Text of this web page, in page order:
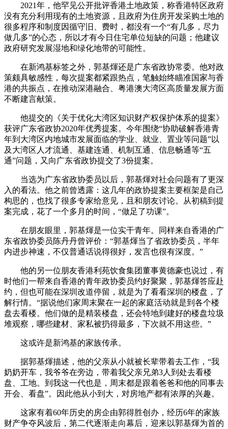
2021年，他罕见公开批评香港土地政策，称香港特区政府
没有充分利用现有的土地资源，且政府为住房开发采购土地的
很多程序和制度因循守旧、费时，都没有一个“有几多，尽力
做几多”的心态，所以才有今日住宅单位短缺的问题；他建议
政府研究发展湿地和绿化地带的可能性。
在新鸿基标签之外，郭基煇还是广东省政协常委。他对政
策颇具敏感性，每次提案都紧跟热点，笔触始终瞄准国家与香
港的共振点，在推动深港融合、粤港澳大湾区高质量发展方面
不断建言献策。
他提交的《关于优化大湾区知识财产权保护体系的提案》
获评广东省政协2020年优秀提案。今年围绕“协助破解香港青
年到大湾区内地城市发展面临的学业、就业、置业等问题”以
及大湾区人才流通、基建连通、机制互通、信息畅通等“五
通”问题，又向广东省政协提交了3份提案。
当选为广东省政协委员以后，郭基煇对社会问题有了更深
入的看法。他之前曾透露：这几年的政协提案主要框架是自己
构思的，也找了很多专家给意见，且和朋友讨论。从初稿到提
案完成，花了一个多月的时间，“做足了功课”。
在朋友眼里，郭基煇是一位实干青年。同样来自香港的广
东省政协委员陈丹丹曾评价：“郭基煇当了省政协委员，半年
内进步神速，不仅普通话说得很好，发言也很有深度。”
他的另一位朋友香港利苑饮食集团董事黄德豪也说过，有
时他们一帮来自香港的青年政协委员约好聚聚，郭基煇答应赴
约，但也可能在深圳改道停留，就是为了看看深圳的楼盘，了
解行情。“据说他们家周末聚在一起的家庭活动就是到各个楼
盘去看楼。他们做的是精装楼盘，还会特地到建好的楼盘垃圾
堆观察，哪些建材、家私被扔得最多，下次就不用这些。”
这或许是新鸿基的家族传承。
据郭基煇描述，他的父亲从小就被长辈带着去工作，“我
奶奶开车，我爷爷在旁边，带着我父亲兄弟3人到处去看楼
盘、工地。到我这一代也是，周末都是跟着爸爸和他的同事去
开会、看盘”。因此他从小到大，对房地产都有浓厚的兴趣。
这家有着60年历史的房企由郭得胜创办，经历6年的家族
财产争夺风波后，第二代逐渐走向幕后，迎来以郭基煇为首的